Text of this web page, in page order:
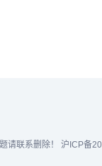
请联系删除！ 沪ICP备